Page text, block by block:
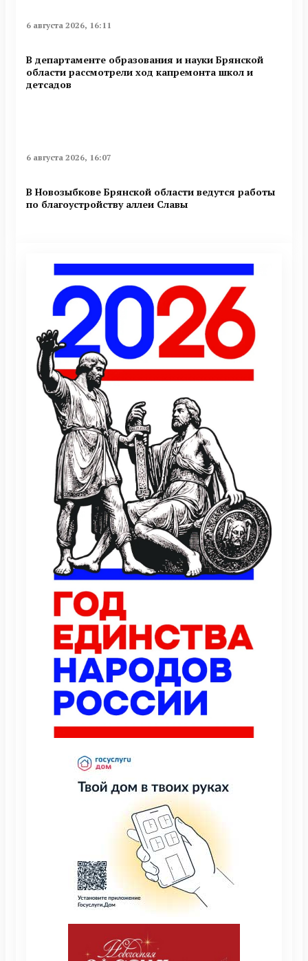
6 августа 2026, 16:11
В департаменте образования и науки Брянской
области рассмотрели ход капремонта школ и
детсадов
6 августа 2026, 16:07
В Новозыбкове Брянской области ведутся работы
по благоустройству аллеи Славы